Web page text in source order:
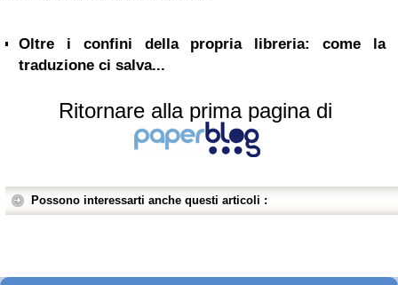
Oltre i confini della propria libreria: come la
traduzione ci salva...
Ritornare alla prima pagina di
Possono interessarti anche questi articoli :